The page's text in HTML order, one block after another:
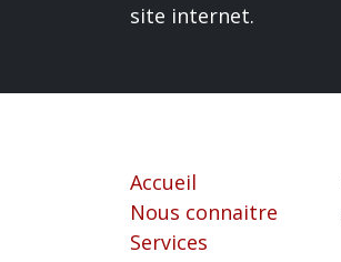
site internet.
Accueil
Nous connaitre
Services